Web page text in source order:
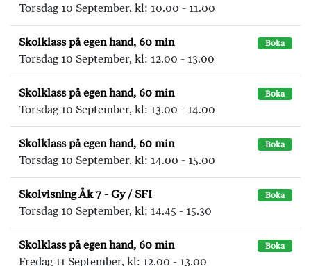
Torsdag 10 September, kl: 10.00 - 11.00
Skolklass på egen hand, 60 min Boka
Torsdag 10 September, kl: 12.00 - 13.00
Skolklass på egen hand, 60 min Boka
Torsdag 10 September, kl: 13.00 - 14.00
Skolklass på egen hand, 60 min Boka
Torsdag 10 September, kl: 14.00 - 15.00
Skolvisning Åk 7 - Gy / SFI Boka
Torsdag 10 September, kl: 14.45 - 15.30
Skolklass på egen hand, 60 min Boka
Fredag 11 September, kl: 12.00 - 13.00